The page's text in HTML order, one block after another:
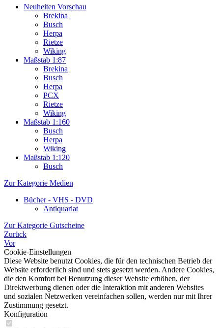
Neuheiten Vorschau
Brekina
Busch
Herpa
Rietze
Wiking
Maßstab 1:87
Brekina
Busch
Herpa
PCX
Rietze
Wiking
Maßstab 1:160
Busch
Herpa
Wiking
Maßstab 1:120
Busch
Zur Kategorie Medien
Bücher - VHS - DVD
Antiquariat
Zur Kategorie Gutscheine
Zurück
Vor
Cookie-Einstellungen
Diese Website benutzt Cookies, die für den technischen Betrieb der
Website erforderlich sind und stets gesetzt werden. Andere Cookies,
die den Komfort bei Benutzung dieser Website erhöhen, der
Direktwerbung dienen oder die Interaktion mit anderen Websites
und sozialen Netzwerken vereinfachen sollen, werden nur mit Ihrer
Zustimmung gesetzt.
Konfiguration